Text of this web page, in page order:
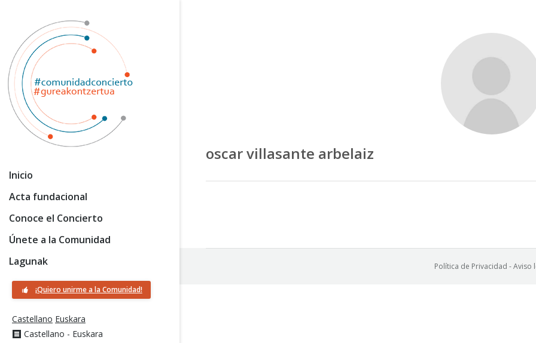
Inicio
Acta fundacional
Conoce el Concierto
Únete a la Comunidad
Lagunak
¡Quiero unirme a la Comunidad!
Castellano Euskara
Castellano - Euskara
oscar villasante arbelaiz
Política de Privacidad -Aviso